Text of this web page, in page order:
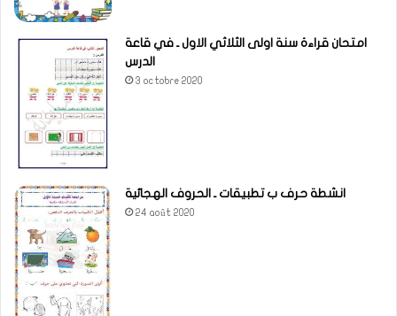
امتحان قراءة سنة اولى الثلاثي الاول ـ في قاعة
الدرس
3 octobre 2020
انشطة حرف ب تطبيقات ـ الحروف الهجائية
24 août 2020